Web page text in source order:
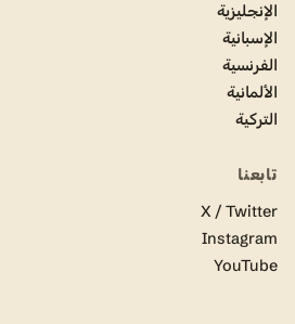
الإنجليزية
الإسبانية
الفرنسية
الألمانية
التركية
تابعنا
X / Twitter
Instagram
YouTube